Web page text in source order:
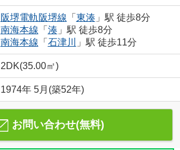
阪堺電軌阪堺線 「 東湊 」駅 徒歩8分
南海本線 「 湊 」駅 徒歩8分
南海本線 「 石津川 」駅 徒歩11分
2DK(35.00㎡)
1974年 5月(築52年)
お問い合わせ(無料)